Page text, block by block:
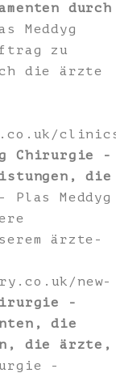
durch
Meddyg
zu
die ärzte
Chirurgie -
die
Plas Meddyg
ärzte-
new-
-
die
die ärzte,
-